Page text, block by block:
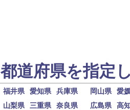
都道府県を指定
福井県 愛知県 兵庫県 岡山県
愛
山梨県 三重県 奈良県 広島県
高